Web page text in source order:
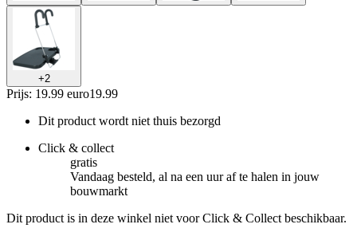
+2
Prijs: 19.99 euro19.99
Dit product wordt niet thuis bezorgd
Click & collect
gratis
Vandaag besteld, al na een uur af te halen in jouw
bouwmarkt
Dit product is in deze winkel niet voor Click & Collect beschikbaar.